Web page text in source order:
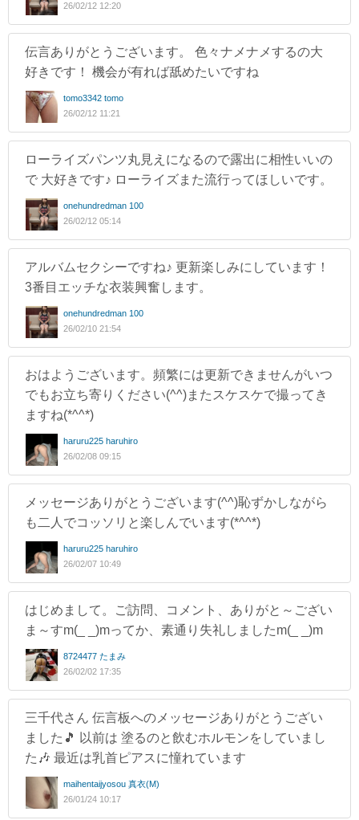
26/02/12 12:20
伝言ありがとうございます。 色々ナメナメするの大
好きです！ 機会が有れば舐めたいですね
tomo3342 tomo
26/02/12 11:21
ローライズパンツ丸見えになるので露出に相性いいの
で 大好きです♪ ローライズまた流行ってほしいです。
onehundredman 100
26/02/12 05:14
アルバムセクシーですね♪ 更新楽しみにしています！
3番目エッチな衣装興奮します。
onehundredman 100
26/02/10 21:54
おはようございます。頻繁には更新できませんがいつ
でもお立ち寄りください(^^)またスケスケで撮ってき
ますね(*^^*)
haruru225 haruhiro
26/02/08 09:15
メッセージありがとうございます(^^)恥ずかしながら
も二人でコッソリと楽しんでいます(*^^*)
haruru225 haruhiro
26/02/07 10:49
はじめまして。ご訪問、コメント、ありがと～ござい
ま～すm(_ _)mってか、素通り失礼しましたm(_ _)m
8724477 たまみ
26/02/02 17:35
三千代さん 伝言板へのメッセージありがとうござい
ました🎵 以前は 塗るのと飲むホルモンをしていまし
た🎶 最近は乳首ピアスに憧れています
maihentaijyosou 真衣(M)
26/01/24 10:17